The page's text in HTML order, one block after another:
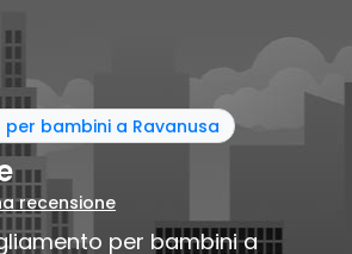
bambini a Ravanusa
recensione
per bambini a